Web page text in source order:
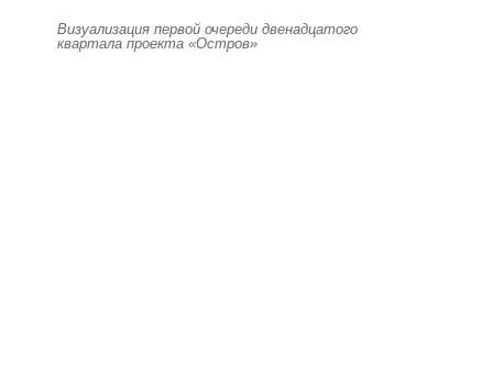
Визуализация первой очереди двенадцатого
квартала проекта «Остров»